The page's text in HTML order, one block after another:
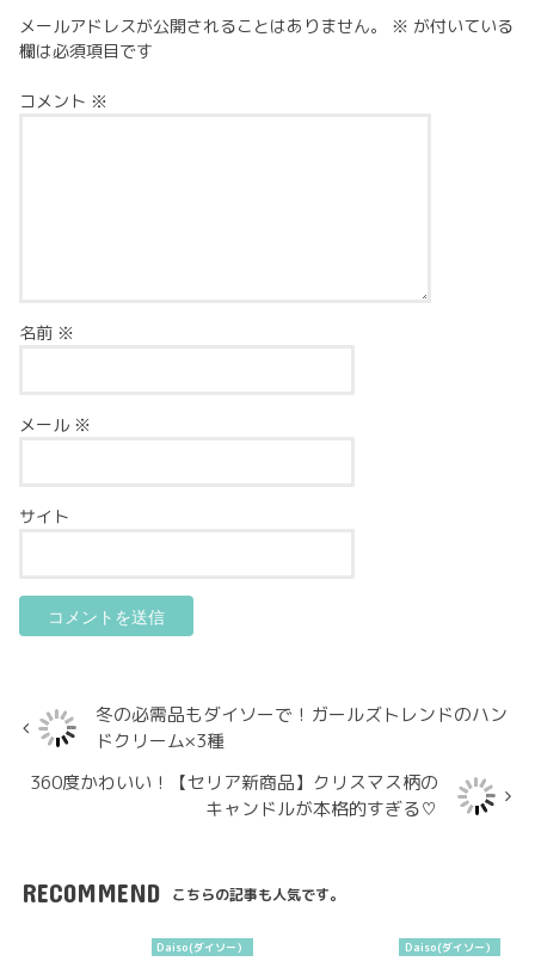
メールアドレスが公開されることはありません。 ※ が付いている
欄は必須項目です
コメント ※
名前 ※
メール ※
サイト
冬の必需品もダイソーで！ガールズトレンドのハン
ドクリーム×3種
360度かわいい！【セリア新商品】クリスマス柄の
キャンドルが本格的すぎる♡
RECOMMEND こちらの記事も人気です。
Daiso(ダイソー） Daiso(ダイソー）